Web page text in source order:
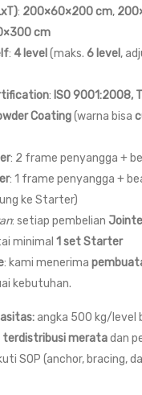
: 200×60×200 cm,
cm
: 4 level (maks. 6 level ,
: ISO 9001:2008,
Coating(warna bisa
: 2 frame penyangga +
: 1 frame penyangga +
ke Starter)
: setiap pembelian
minimal 1 set Starter
: kami menerima
kebutuhan.
angka 500 kg/level
terdistribusi meratadan
SOP (anchor, bracing,